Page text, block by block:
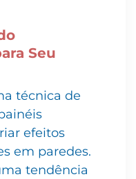
Seu
técnica de
efeitos
em paredes.
tendência